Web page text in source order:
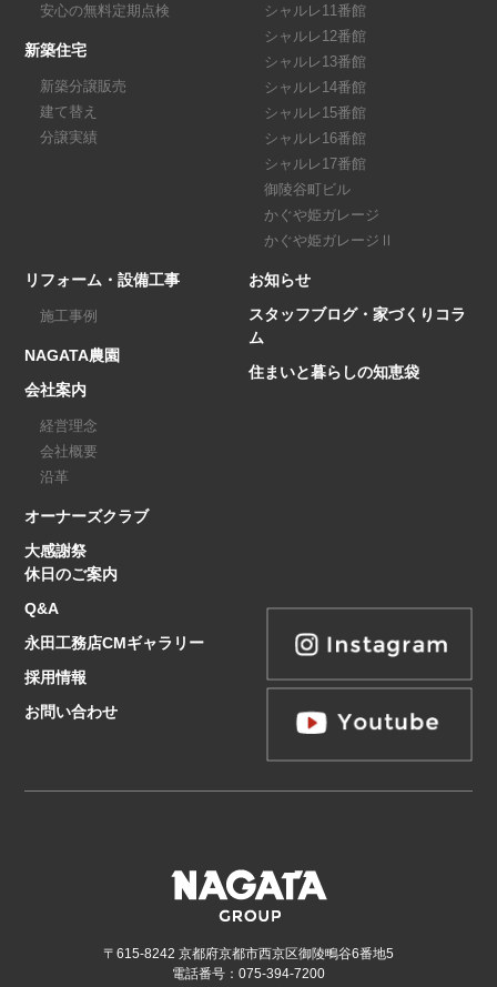
安心の無料定期点検
新築住宅
新築分譲販売
建て替え
分譲実績
シャルレ11番館
シャルレ12番館
シャルレ13番館
シャルレ14番館
シャルレ15番館
シャルレ16番館
シャルレ17番館
御陵谷町ビル
かぐや姫ガレージ
かぐや姫ガレージⅡ
リフォーム・設備工事
施工事例
NAGATA農園
会社案内
経営理念
会社概要
沿革
オーナーズクラブ
大感謝祭
休日のご案内
Q&A
永田工務店CMギャラリー
採用情報
お問い合わせ
お知らせ
スタッフブログ・家づくりコラ
ム
住まいと暮らしの知恵袋
〒615-8242 京都府京都市西京区御陵鴫谷6番地5
電話番号：075-394-7200